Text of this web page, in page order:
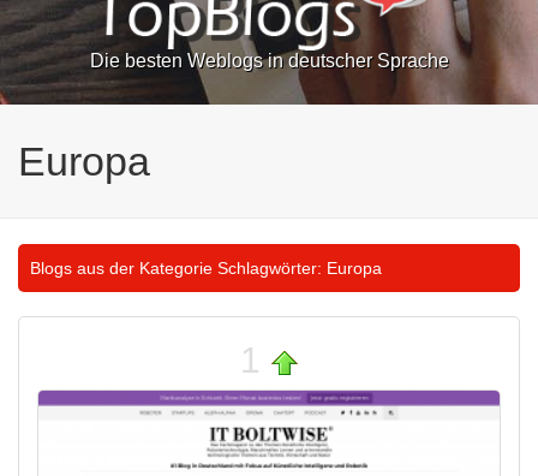
Die besten Weblogs in deutscher Sprache
Europa
Blogs aus der Kategorie Schlagwörter: Europa
1